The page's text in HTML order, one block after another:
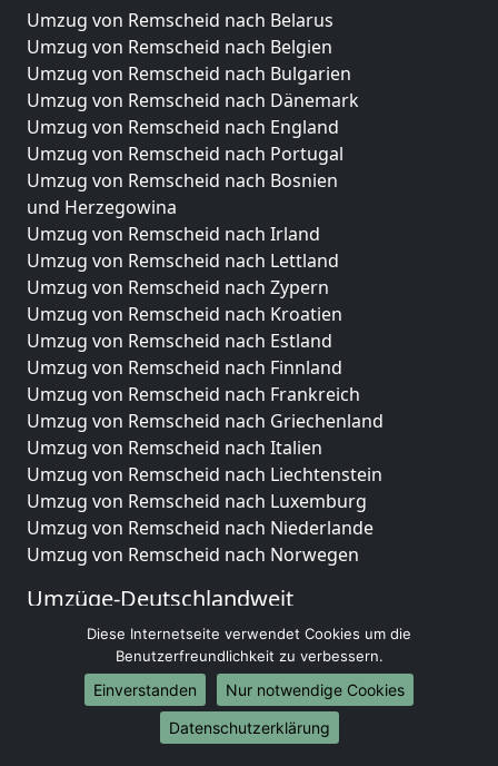
Umzug von Remscheid nach Belarus
Umzug von Remscheid nach Belgien
Umzug von Remscheid nach Bulgarien
Umzug von Remscheid nach Dänemark
Umzug von Remscheid nach England
Umzug von Remscheid nach Portugal
Umzug von Remscheid nach Bosnien
und Herzegowina
Umzug von Remscheid nach Irland
Umzug von Remscheid nach Lettland
Umzug von Remscheid nach Zypern
Umzug von Remscheid nach Kroatien
Umzug von Remscheid nach Estland
Umzug von Remscheid nach Finnland
Umzug von Remscheid nach Frankreich
Umzug von Remscheid nach Griechenland
Umzug von Remscheid nach Italien
Umzug von Remscheid nach Liechtenstein
Umzug von Remscheid nach Luxemburg
Umzug von Remscheid nach Niederlande
Umzug von Remscheid nach Norwegen
Umzüge-Deutschlandweit
Umzug von Remscheid nach Berlin
Umzug von Remscheid nach Hamburg
Umzug von Remscheid nach München
Umzug von Remscheid nach Köln
Umzug von Remscheid nach Frankfurt am Main
Diese Internetseite verwendet Cookies um die
Benutzerfreundlichkeit zu verbessern.
Einverstanden
Nur notwendige Cookies
Datenschutzerklärung